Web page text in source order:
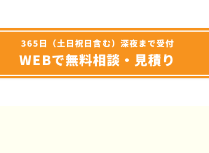
365日（土日祝日含む）深夜まで受付
WEBで無料相談・見積り